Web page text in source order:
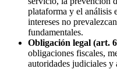
plataforma y el análisis
intereses no
fundamentales.
Obligación legal (art.
obligaciones fiscales,
autoridades judiciales y